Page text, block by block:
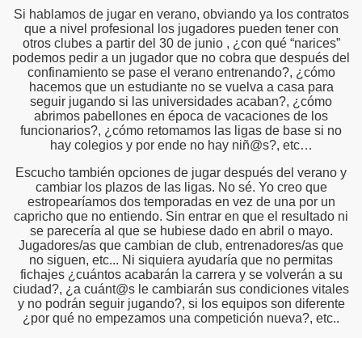
Si hablamos de jugar en verano, obviando ya los contratos
que a nivel profesional los jugadores pueden tener con
otros clubes a partir del 30 de junio , ¿con qué “narices”
podemos pedir a un jugador que no cobra que después del
confinamiento se pase el verano entrenando?, ¿cómo
hacemos que un estudiante no se vuelva a casa para
seguir jugando si las universidades acaban?, ¿cómo
abrimos pabellones en época de vacaciones de los
funcionarios?, ¿cómo retomamos las ligas de base si no
hay colegios y por ende no hay niñ@s?, etc…
Escucho también opciones de jugar después del verano y
cambiar los plazos de las ligas. No sé. Yo creo que
estropearíamos dos temporadas en vez de una por un
capricho que no entiendo. Sin entrar en que el resultado ni
se parecería al que se hubiese dado en abril o mayo.
Jugadores/as que cambian de club, entrenadores/as que
no siguen, etc... Ni siquiera ayudaría que no permitas
fichajes ¿cuántos acabarán la carrera y se volverán a su
ciudad?, ¿a cuánt@s le cambiarán sus condiciones vitales
y no podrán seguir jugando?, si los equipos son diferente
¿por qué no empezamos una competición nueva?, etc..